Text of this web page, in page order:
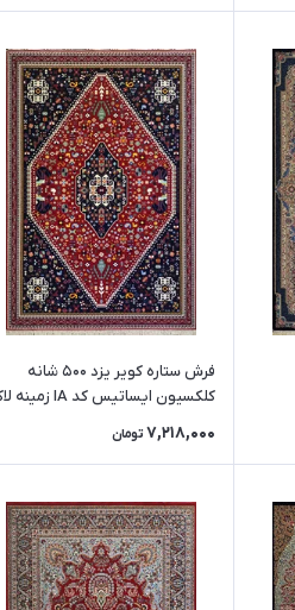
فرش ستاره کویر یزد 500 شانه
کلکسیون ایساتیس کد IA زمینه لاکی
7,218,000 تومان